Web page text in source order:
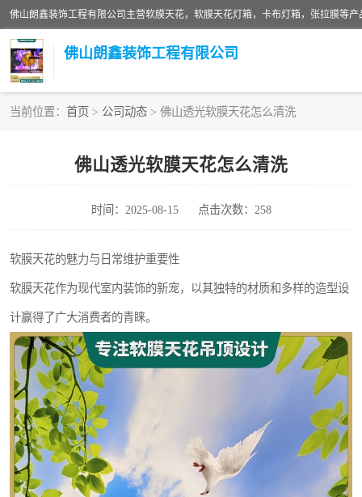
佛山朗鑫装饰工程有限公司
当前位置： 首页 > 公司动态 > 佛山透光软膜天花怎么清洗
佛山透光软膜天花怎么清洗
时间：2025-08-15 点击次数：258
软膜天花的魅力与日常维护重要性
软膜天花作为现代室内装饰的新宠，以其独特的材质和多样的造型设
计赢得了广大消费者的青睐。